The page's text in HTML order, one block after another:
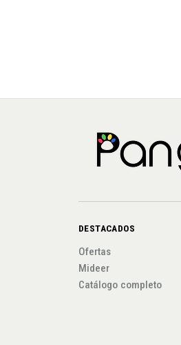
DESTACADOS
Ofertas
Mideer
Catálogo completo